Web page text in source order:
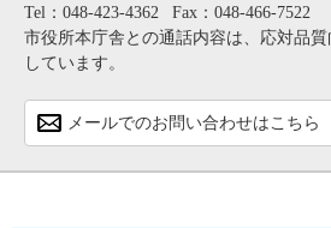
Tel：048-423-4362
Fax：048-466-7522
市役所本庁舎との通話内容は、応対品
しています。
メールでのお問い合わせはこちら